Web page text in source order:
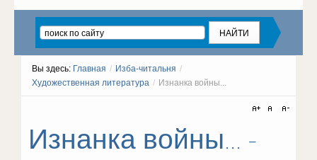
Вы здесь: Главная / Изба-читальня /
Художественная литература / Изнанка войны...
Изнанка войны... -